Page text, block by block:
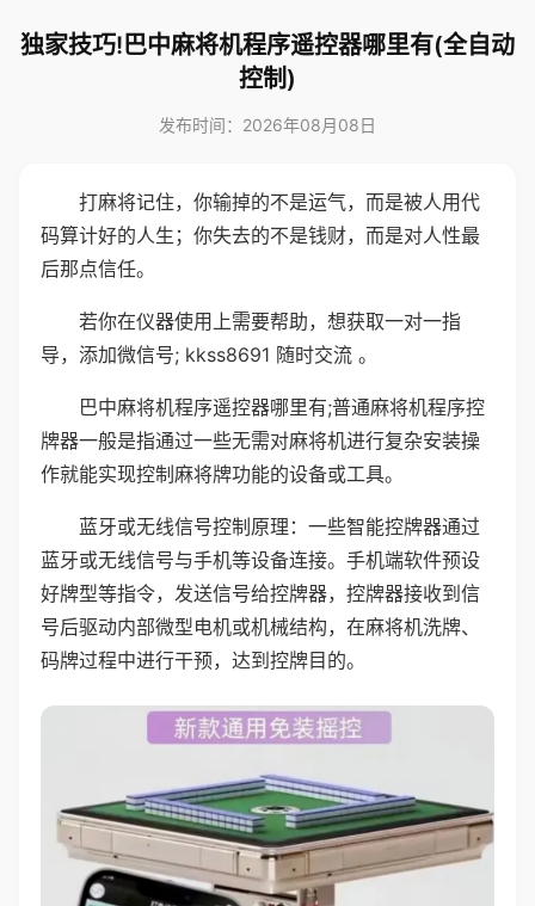
独家技巧!巴中麻将机程序遥控器哪里有(全自动
控制)
发布时间：2026年08月08日
打麻将记住，你输掉的不是运气，而是被人用代
码算计好的人生；你失去的不是钱财，而是对人性最
后那点信任。
若你在仪器使用上需要帮助，想获取一对一指
导，添加微信号; kkss8691 随时交流 。
巴中麻将机程序遥控器哪里有;普通麻将机程序控
牌器一般是指通过一些无需对麻将机进行复杂安装操
作就能实现控制麻将牌功能的设备或工具。
蓝牙或无线信号控制原理：一些智能控牌器通过
蓝牙或无线信号与手机等设备连接。手机端软件预设
好牌型等指令，发送信号给控牌器，控牌器接收到信
号后驱动内部微型电机或机械结构，在麻将机洗牌、
码牌过程中进行干预，达到控牌目的。